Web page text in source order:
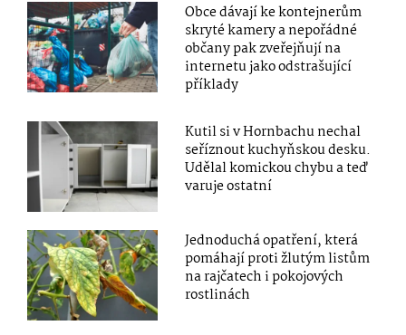
Obce dávají ke kontejnerům
skryté kamery a nepořádné
občany pak zveřejňují na
internetu jako odstrašující
příklady
Kutil si v Hornbachu nechal
seříznout kuchyňskou desku.
Udělal komickou chybu a teď
varuje ostatní
Jednoduchá opatření, která
pomáhají proti žlutým listům
na rajčatech i pokojových
rostlinách